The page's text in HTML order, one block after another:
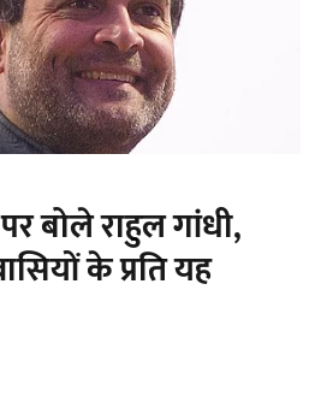
बोले राहुल गांधी,
के प्रति यह